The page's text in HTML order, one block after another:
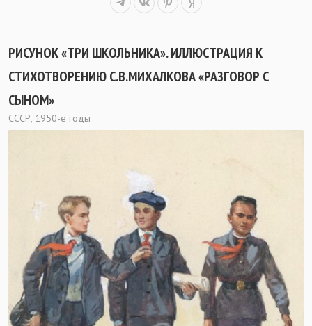
РИСУНОК «ТРИ ШКОЛЬНИКА». ИЛЛЮСТРАЦИЯ К
СТИХОТВОРЕНИЮ С.В.МИХАЛКОВА «РАЗГОВОР С
СЫНОМ»
СССР, 1950-е годы